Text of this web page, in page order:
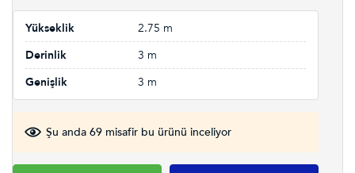
Yükseklik
2.75 m
Derinlik
3 m
Genişlik
3 m
Şu anda 69 misafir bu ürünü inceliyor